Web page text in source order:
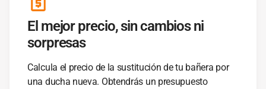
El mejor precio, sin cambios ni
sorpresas
Calcula el precio de la sustitución de tu bañera por
una ducha nueva. Obtendrás un presupuesto